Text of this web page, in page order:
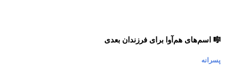
🎼 اسم‌های هم‌آوا برای فرزندان بعدی
پسرانه